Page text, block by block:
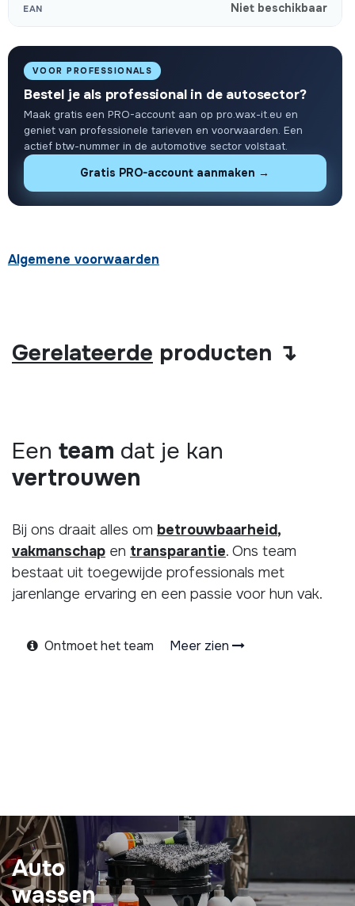
EAN Niet beschikbaar
VOOR PROFESSIONALS
Bestel je als professional in de autosector?
Maak gratis een PRO-account aan op pro.wax-it.eu en
geniet van professionele tarieven en voorwaarden. Een
actief btw-nummer in de automotive sector volstaat.
Gratis PRO-account aanmaken →
Algemene voorwaarden
Gerelateerde producten ↴
Een team dat je kan
vertrouwen
Bij ons draait alles om betrouwbaarheid,
vakmanschap en transparantie. Ons team
bestaat uit toegewijde professionals met
jarenlange ervaring en een passie voor hun vak.
Ontmoet het team Meer zien
Auto
wassen